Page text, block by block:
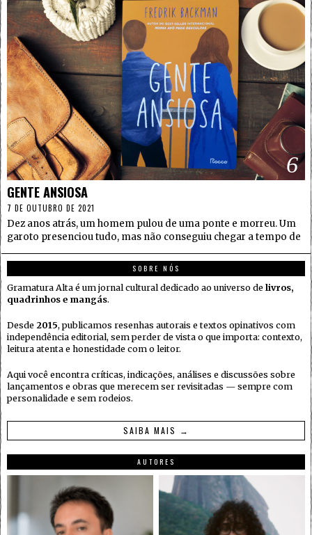
6
GENTE ANSIOSA
7 DE OUTUBRO DE 2021
Dez anos atrás, um homem pulou de uma ponte e morreu. Um
garoto presenciou tudo, mas não conseguiu chegar a tempo de
SOBRE NÓS
Gramatura Alta é um jornal cultural dedicado ao universo de livros,
quadrinhos e mangás.
Desde 2015, publicamos resenhas autorais e textos opinativos com
independência editorial, sem perder de vista o que importa: contexto,
leitura atenta e honestidade com o leitor.
Aqui você encontra críticas, indicações, análises e discussões sobre
lançamentos e obras que merecem ser revisitadas — sempre com
personalidade e sem rodeios.
SAIBA MAIS →
AUTORES